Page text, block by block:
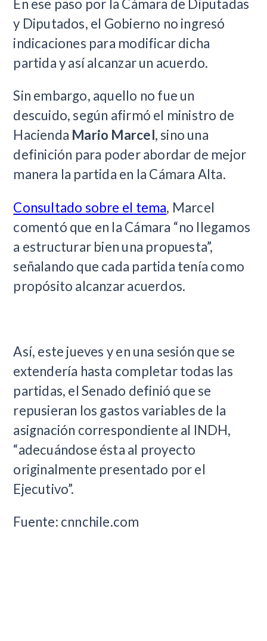
En ese paso por la Cámara de Diputadas
y Diputados, el Gobierno no ingresó
indicaciones para modificar dicha
partida y así alcanzar un acuerdo.
Sin embargo, aquello no fue un
descuido, según afirmó el ministro de
Hacienda Mario Marcel, sino una
definición para poder abordar de mejor
manera la partida en la Cámara Alta.
Consultado sobre el tema, Marcel
comentó que en la Cámara “no llegamos
a estructurar bien una propuesta”,
señalando que cada partida tenía como
propósito alcanzar acuerdos.
Así, este jueves y en una sesión que se
extendería hasta completar todas las
partidas, el Senado definió que se
repusieran los gastos variables de la
asignación correspondiente al INDH,
“adecuándose ésta al proyecto
originalmente presentado por el
Ejecutivo”.
Fuente: cnnchile.com